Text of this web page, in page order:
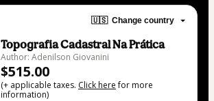
🇺🇸 Change country
Topografia Cadastral Na Prática
Author: Adenilson Giovanini
$515.00
(+ applicable taxes. Click herefor more
information)